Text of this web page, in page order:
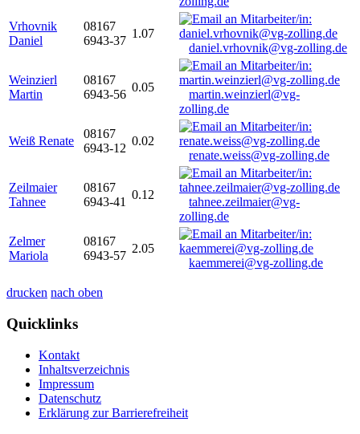
Vrhovnik
Daniel
08167
6943-37
1.07
daniel.vrhovnik@vg-zolling.de
Weinzierl
Martin
08167
6943-56
0.05
martin.weinzierl@vg-
zolling.de
Weiß Renate
08167
6943-12
0.02
renate.weiss@vg-zolling.de
Zeilmaier
Tahnee
08167
6943-41
0.12
tahnee.zeilmaier@vg-
zolling.de
Zelmer
Mariola
08167
6943-57
2.05
kaemmerei@vg-zolling.de
drucken nach oben
Quicklinks
Kontakt
Inhaltsverzeichnis
Impressum
Datenschutz
Erklärung zur Barrierefreiheit